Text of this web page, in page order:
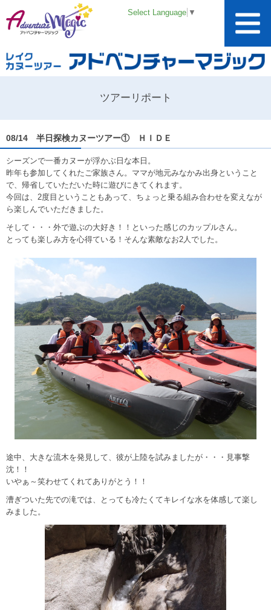
Select Language ▼
ツアーリポート
08/14 半日探検カヌーツアー① ＨＩＤＥ
シーズンで一番カヌーが浮かぶ日な本日。
昨年も参加してくれたご家族さん。ママが地元みなかみ出身ということ
で、帰省していただいた時に遊びにきてくれます。
今回は、2度目ということもあって、ちょっと乗る組み合わせを変えなが
ら楽しんでいただきました。
そして・・・外で遊ぶの大好き！！といった感じのカップルさん。
とっても楽しみ方を心得ている！そんな素敵なお2人でした。
途中、大きな流木を発見して、彼が上陸を試みましたが・・・見事撃
沈！！
いやぁ～笑わせてくれてありがとう！！
漕ぎついた先での滝では、とっても冷たくてキレイな水を体感して楽し
みました。